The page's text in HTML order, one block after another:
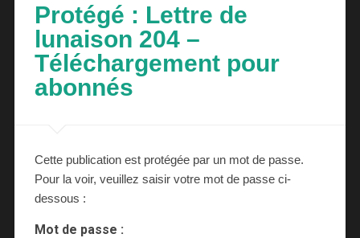
Protégé : Lettre de
lunaison 204 –
Téléchargement pour
abonnés
Cette publication est protégée par un mot de passe.
Pour la voir, veuillez saisir votre mot de passe ci-
dessous :
Mot de passe :